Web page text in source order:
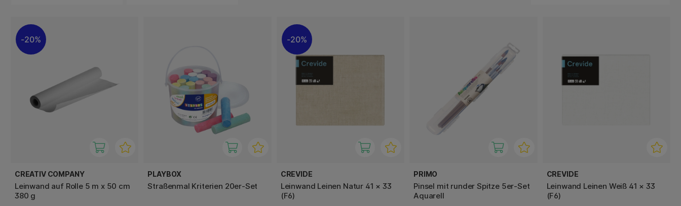
20%
CREATIV COMPANY
Leinwand auf Rolle 5 m x 50 cm
380 g
PLAYBOX
Straßenmal Kriterien 20er-Set
20%
CREVIDE
Leinwand Leinen Natur 41 × 33
(F6)
PRIMO
Pinsel mit runder Spitze 5er-Set
Aquarell
CREVIDE
Leinwand Leinen Weiß 41 × 33
(F6)